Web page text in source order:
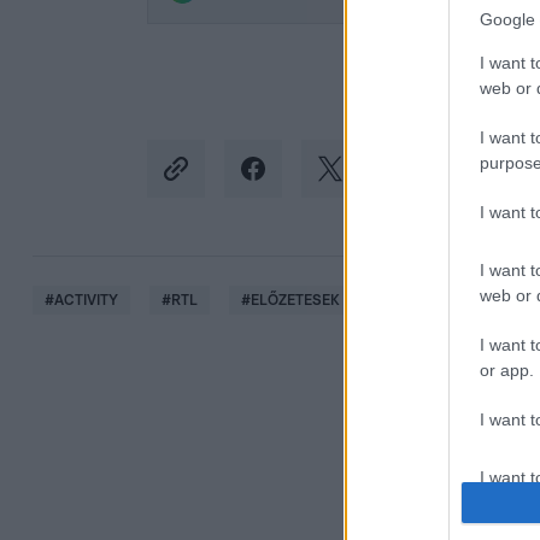
Google
I want
web or
I want
I want
I want
web or
I want
or app.
I want
I want
#ACTIVITY #RTL #ELŐZETESEK #